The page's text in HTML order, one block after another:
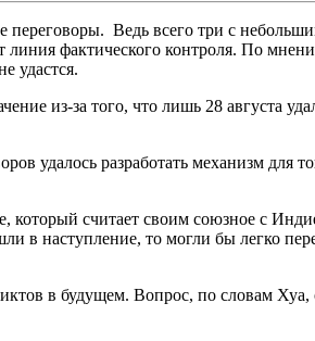
Ведь всего три с
фактического контроля. По
удастся.
из-за того, что лишь 28 августа
удалось разработать механизм для
считает своим союзное с
в наступление, то могли бы легко
в будущем. Вопрос, по словам Хуа,